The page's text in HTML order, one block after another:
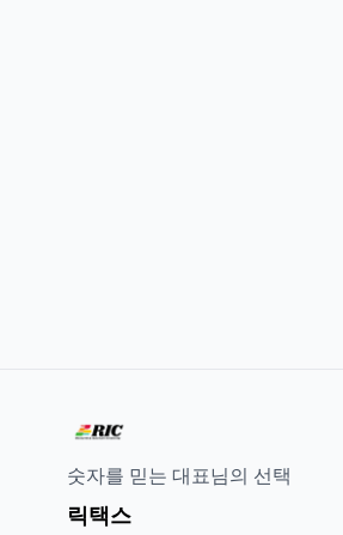
숫자를 믿는 대표님의 선택
릭택스